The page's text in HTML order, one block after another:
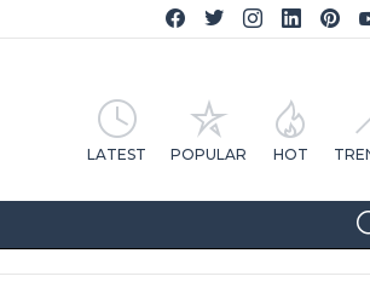
Facebook CA Notícias
Twitter CA Notícias
Instagram CA
Linkedin
LATEST POPULAR HOT